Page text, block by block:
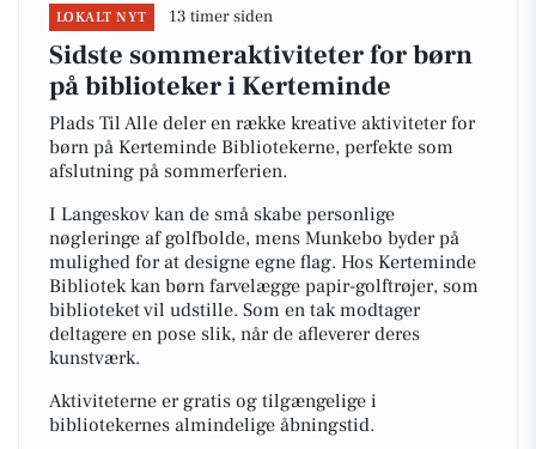
LOKALT NYT 13 timer siden
Sidste sommeraktiviteter for børn
på biblioteker i Kerteminde
Plads Til Alle deler en række kreative aktiviteter for
børn på Kerteminde Bibliotekerne, perfekte som
afslutning på sommerferien.
I Langeskov kan de små skabe personlige
nøgleringe af golfbolde, mens Munkebo byder på
mulighed for at designe egne flag. Hos Kerteminde
Bibliotek kan børn farvelægge papir-golftrøjer, som
biblioteket vil udstille. Som en tak modtager
deltagere en pose slik, når de afleverer deres
kunstværk.
Aktiviteterne er gratis og tilgængelige i
bibliotekernes almindelige åbningstid.